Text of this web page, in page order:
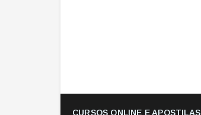
CURSOS ONLINE E APOSTILAS